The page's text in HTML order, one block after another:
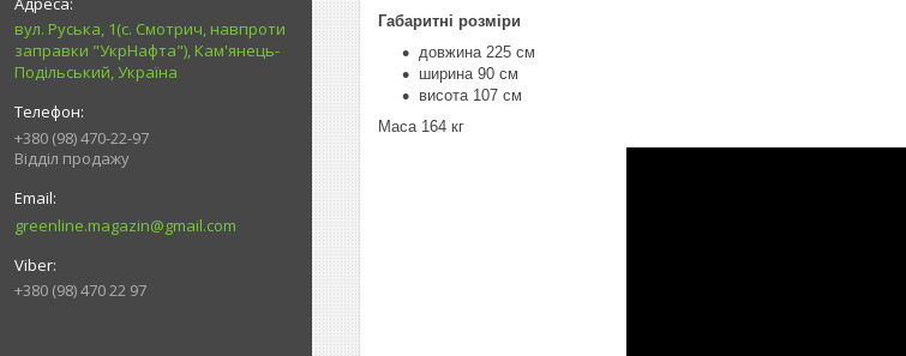
вул. Руська, 1(с. Смотрич, навпроти
заправки "УкрНафта"), Кам'янець-
Подільський, Україна
+380 (98) 470-22-97
Відділ продажу
greenline.magazin@gmail.com
+380 (98) 470 22 97
Габаритні розміри
довжина 225 см
ширина 90 см
висота 107 см
Маса 164 кг